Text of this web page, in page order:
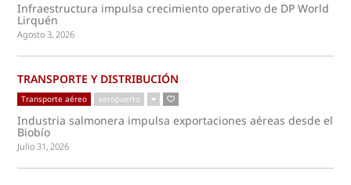
Infraestructura impulsa crecimiento operativo de DP World
Lirquén
Agosto 3, 2026
TRANSPORTE Y DISTRIBUCIÓN
Transporte aéreo aeropuerto
Industria salmonera impulsa exportaciones aéreas desde el
Biobío
Julio 31, 2026